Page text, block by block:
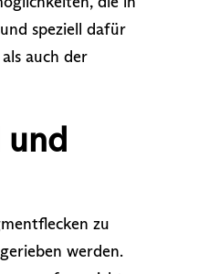
speziell dafür
auch der
und
zu
werden.